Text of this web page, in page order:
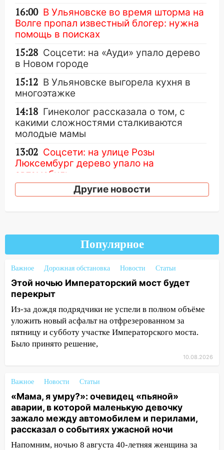
16:00 В Ульяновске во время шторма на
Волге пропал известный блогер: нужна
помощь в поисках
15:28 Соцсети: на «Ауди» упало дерево
в Новом городе
15:12 В Ульяновске выгорела кухня в
многоэтажке
14:18 Гинеколог рассказала о том, с
какими сложностями сталкиваются
молодые мамы
13:02 Соцсети: на улице Розы
Люксембург дерево упало на
автомобиль
13:00
«Благоприятный период для
На проспекте Тюленева в
Ульяновске образовалось «море»
12:57
В Ульяновской области ожидается
крупный град
12:11
Где есть бензин в Ульяновске 9
августа: список АЗС
11:55 Соцсети: светофор упал на
машину во время сильного ливня в
СНТ сидят без света
10:13 Прокуратура подвела итоги
недели в Ульяновской области
09:18 Из-за ливня заблокировано
движение трамваев в Ульяновске
Другие новости
Популярное
Важное Дорожная обстановка Новости Статьи
Этой ночью Императорский мост будет
перекрыт
Из-за дождя подрядчики не успели в полном объёме
уложить новый асфальт на отфрезерованном за
пятницу и субботу участке Императорского моста.
Было принято решение,
10.08.2026
Важное Новости Статьи
«Мама, я умру?»: очевидец «пьяной»
аварии, в которой маленькую девочку
зажало между автомобилем и перилами,
рассказал о событиях ужасной ночи
Напомним, ночью 8 августа 40-летняя женщина за